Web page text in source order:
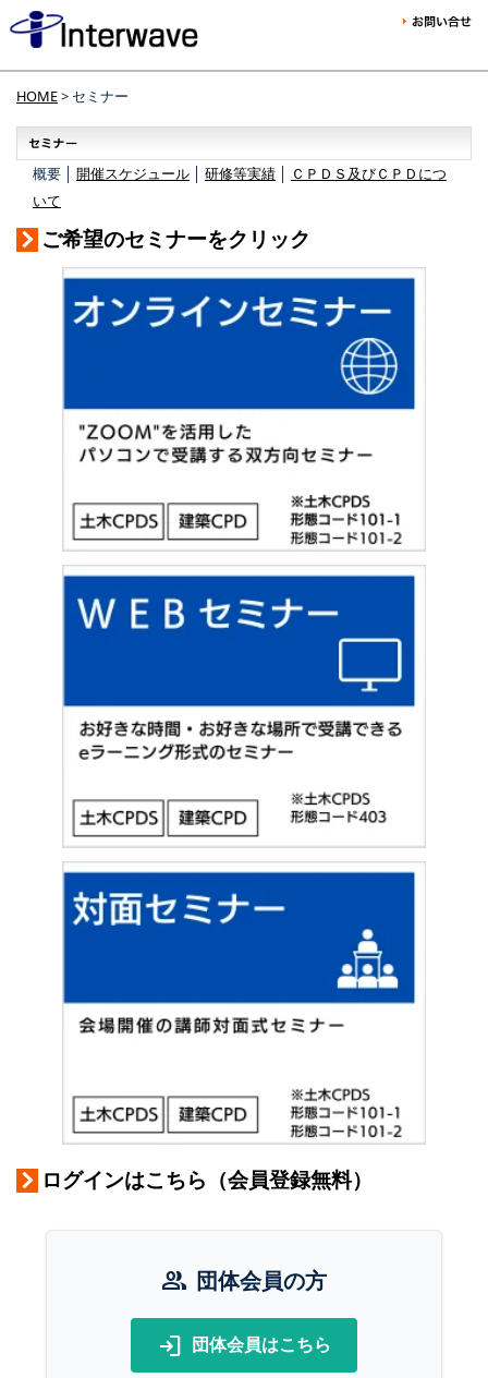
HOME> セミナー
概要 │ 開催スケジュール 研修等実績
ＣＰＤＳ及びＣＰＤにつ
いて
ご希望のセミナーをクリック
ログインはこちら（会員登録無料）
group 団体会員の方
login 団体会員はこちら